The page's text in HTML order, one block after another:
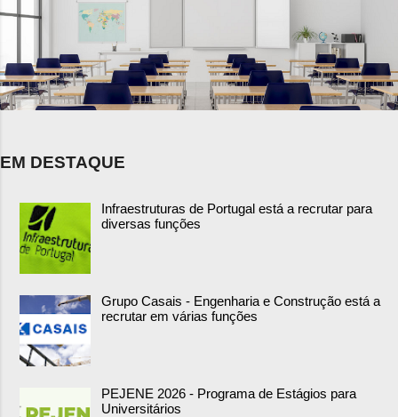
EM DESTAQUE
Infraestruturas de Portugal está a recrutar para
diversas funções
Grupo Casais - Engenharia e Construção está a
recrutar em várias funções
PEJENE 2026 - Programa de Estágios para
Universitários